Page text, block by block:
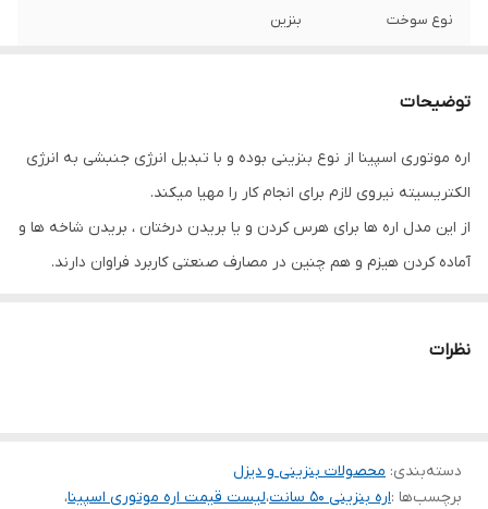
نوع سوخت بنزین
توضیحات
اره موتوری اسپینا از نوع بنزینی بوده و با تبدیل انرژی جنبشی به انرژی
الکتریسیته نیروی لازم برای انجام کار را مهیا میکند.
از این مدل اره ها برای هرس کردن و یا بریدن درختان ، بریدن شاخه ها و
آماده کردن هیزم و هم چنین در مصارف صنعتی کاربرد فراوان دارند.
نظرات
دسته‌بندی: محصولات بنزینی و دیزل
برچسب‌ها :اره بنزینی 50 سانت ،لیست قیمت اره موتوری اسپینا،